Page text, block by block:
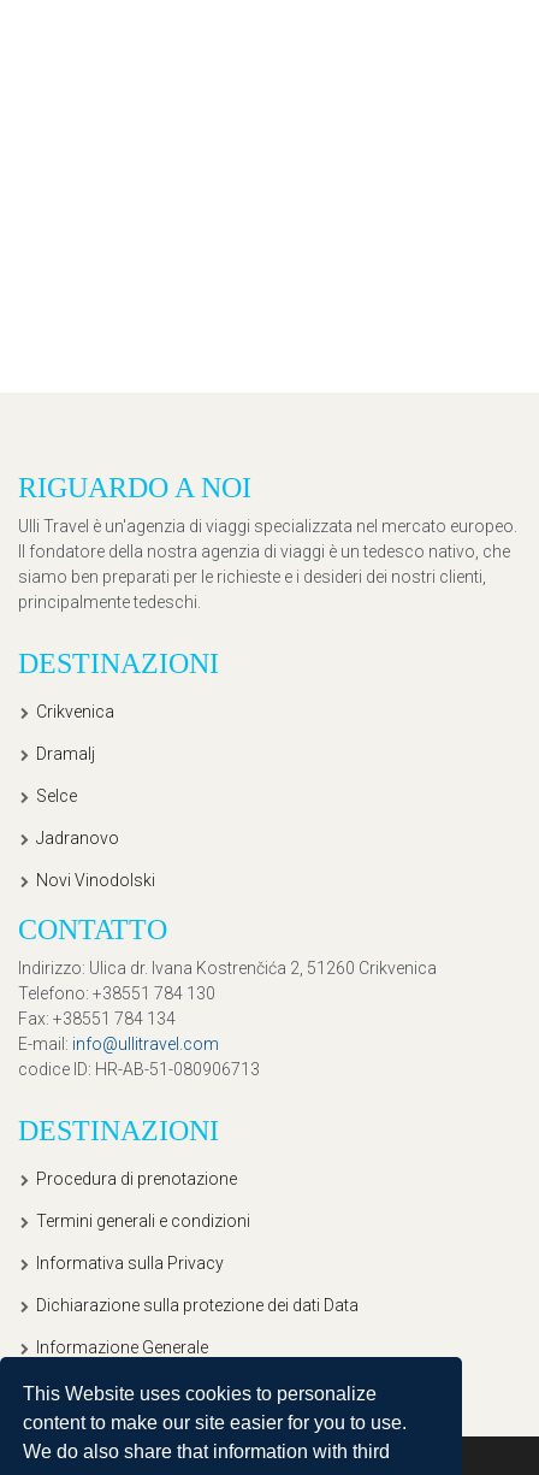
This Website uses cookies to personalize
content to make our site easier for you to use.
We do also share that information with third
RIGUARDO A NOI
Ulli Travel è un'agenzia di viaggi specializzata nel mercato europeo.
Il fondatore della nostra agenzia di viaggi è un tedesco nativo, che
siamo ben preparati per le richieste e i desideri dei nostri clienti,
principalmente tedeschi.
DESTINAZIONI
Crikvenica
Dramalj
Selce
Jadranovo
Novi Vinodolski
CONTATTO
Indirizzo: Ulica dr. Ivana Kostrenčića 2, 51260 Crikvenica
Telefono: +38551 784 130
Fax: +38551 784 134
E-mail : info@ullitravel.com
codice ID: HR-AB-51-080906713
DESTINAZIONI
Procedura di prenotazione
Termini generali e condizioni
Informativa sulla Privacy
Dichiarazione sulla protezione dei dati Data
Informazione Generale